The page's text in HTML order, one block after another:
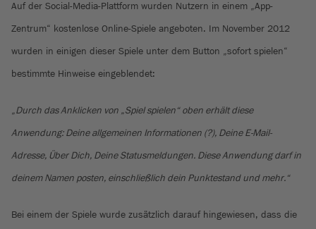
Auf der Social-Media-Plattform wurden Nutzern in einem „App-
Zentrum“ kostenlose Online-Spiele angeboten. Im November 2012
wurden in einigen dieser Spiele unter dem Button „sofort spielen“
bestimmte Hinweise eingeblendet:
„Durch das Anklicken von „Spiel spielen“ oben erhält diese
Anwendung: Deine allgemeinen Informationen (?), Deine E-Mail-
Adresse, Über Dich, Deine Statusmeldungen. Diese Anwendung darf in
deinem Namen posten, einschließlich dein Punktestand und mehr.“
Bei einem der Spiele wurde zusätzlich darauf hingewiesen, dass die